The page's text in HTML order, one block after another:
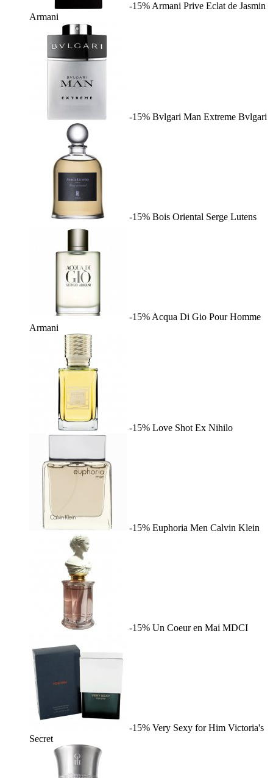
-15% Armani Prive Eclat de Jasmin
Armani
-15% Bvlgari Man Extreme Bvlgari
-15% Bois Oriental Serge Lutens
-15% Acqua Di Gio Pour Homme
Armani
-15% Love Shot Ex Nihilo
-15% Euphoria Men Calvin Klein
-15% Un Coeur en Mai MDCI
-15% Very Sexy for Him Victoria's
Secret